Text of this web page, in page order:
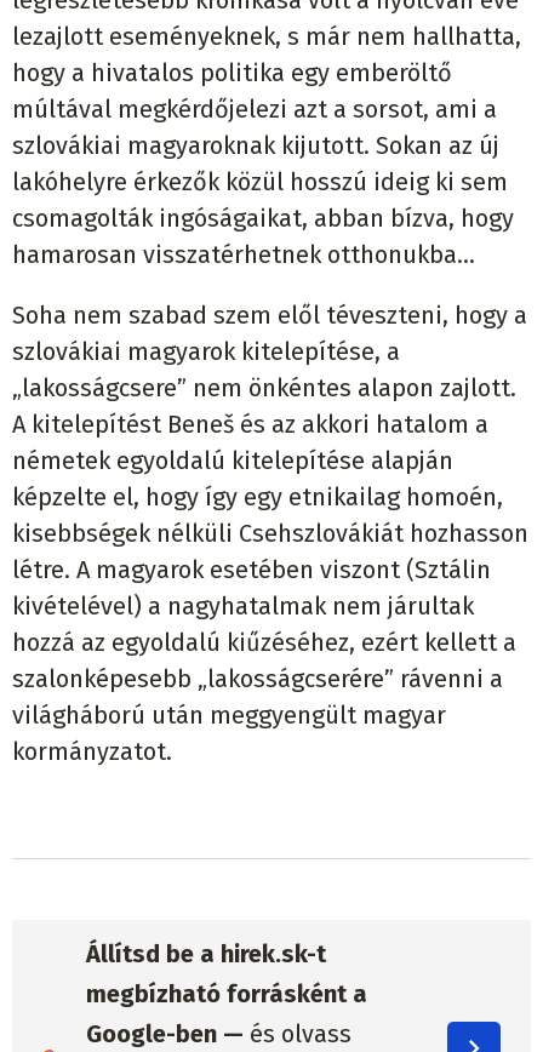
lezajlott eseményeknek, s már nem hallhatta,
hogy a hivatalos politika egy emberöltő
múltával megkérdőjelezi azt a sorsot, ami a
szlovákiai magyaroknak kijutott. Sokan az új
lakóhelyre érkezők közül hosszú ideig ki sem
csomagolták ingóságaikat, abban bízva, hogy
hamarosan visszatérhetnek otthonukba…
Soha nem szabad szem elől téveszteni, hogy a
szlovákiai magyarok kitelepítése, a
„lakosságcsere” nem önkéntes alapon zajlott.
A kitelepítést Beneš és az akkori hatalom a
németek egyoldalú kitelepítése alapján
képzelte el, hogy így egy etnikailag homoén,
kisebbségek nélküli Csehszlovákiát hozhasson
létre. A magyarok esetében viszont (Sztálin
kivételével) a nagyhatalmak nem járultak
hozzá az egyoldalú kiűzéséhez, ezért kellett a
szalonképesebb „lakosságcserére” rávenni a
világháború után meggyengült magyar
kormányzatot.
Állítsd be a hirek.sk-t
megbízható forrásként a
Google-ben — és olvass